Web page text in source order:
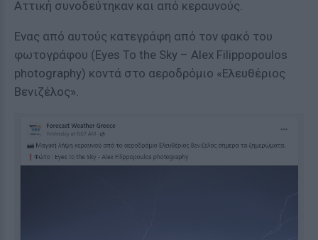
Αττική συνοδεύτηκαν και από κεραυνούς.
Ενας από αυτούς κατεγράφη από τον φακό του
φωτογράφου (Eyes To the Sky – Alex Filippopoulos
photography) κοντά στο αεροδρόμιο «Ελευθέριος
Βενιζέλος».